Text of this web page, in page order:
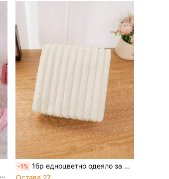
-1% 1бр едноцветно одеяло за домашни любимци, леко, подходящо за малки и средни котки и кучета, одеяло за спане през всички сезони
Остава 27